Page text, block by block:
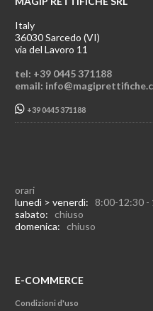
Italy
36030 Sarcedo (VI)
via del Lavoro 11
tel: +39 0445 371188
email:
+39 0445 371188
orari
lunedì > venerdì: 8:00-12:30 -
sabato: chiuso
domenica: chiuso
E-COMMERCE
Condizioni d'uso